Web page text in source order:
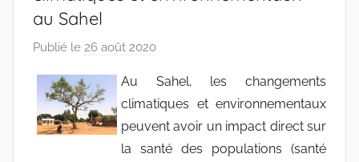
au Sahel
Publié le 26 août 2020
r
r
a
c
Au Sahel, les changements
climatiques et environnementaux
peuvent avoir un impact direct sur
la santé des populations (santé